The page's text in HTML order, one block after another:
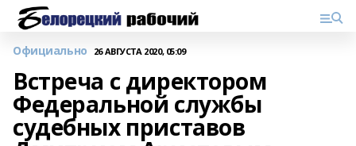
Официально 26 АВГУСТА 2020, 05:09
Встреча с директором
Федеральной службы
судебных приставов